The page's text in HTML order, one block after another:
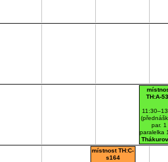
TH:A-
par. 1
paralelka
(budova
místnost TH:C-
s164